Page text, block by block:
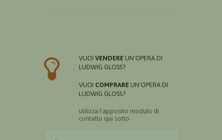
VUOI VENDERE UN'OPERA DI
LUDWIG GLOSS?
VUOI COMPRARE UN'OPERA DI
LUDWIG GLOSS?
utilizza l'apposito modulo di
contatto qui sotto